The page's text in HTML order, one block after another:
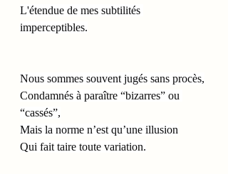
L'étendue de mes subtilités
imperceptibles.
Nous sommes souvent jugés sans procès,
Condamnés à paraître “bizarres” ou
“cassés”,
Mais la norme n’est qu’une illusion
Qui fait taire toute variation.